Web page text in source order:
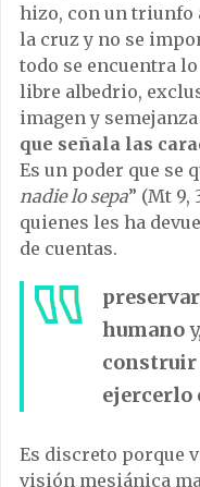
hizo, con un triunfo
la cruz y no se
todo se encuentra
libre albedrio,
imagen y
que señala las
Es un poder que se
nadie lo sepa” (Mt 9,
quienes les ha
de cuentas.
humano
construir
ejercerlo
Es discreto porque
visión mesiánica